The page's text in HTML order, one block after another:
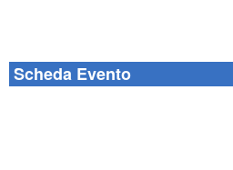
Scheda Evento